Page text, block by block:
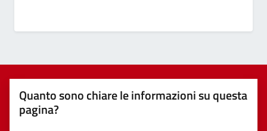
Quanto sono chiare le informazioni su questa
pagina?